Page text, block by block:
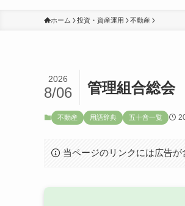
ホーム 投資・資産運用 不動産
管理組合総会
2026
8/06
不動産 用語辞典 五十音一覧
当ページのリンクには広告が